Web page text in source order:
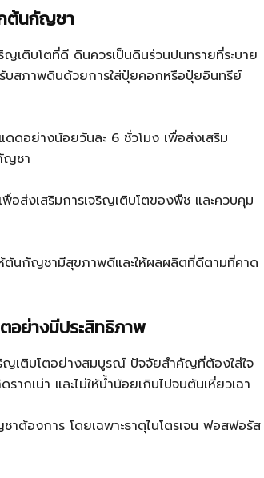
ต้นกัญชา
เติบโตที่ดี ดินควรเป็นดินร่วนปนทรายที่ระบาย
บสภาพดินด้วยการใส่ปุ๋ยคอกหรือปุ๋ยอินทรีย์
ดอย่างน้อยวันละ 6 ชั่วโมง เพื่อส่งเสริม
ญชา
อส่งเสริมการเจริญเติบโตของพืช และควบคุม
ต้นกัญชามีสุขภาพดีและให้ผลผลิตที่ดีตามที่คาด
อย่างมีประสิทธิภาพ
ญเติบโตอย่างสมบูรณ์ ปัจจัยสำคัญที่ต้องใส่ใจ
ากเน่า และไม่ให้น้ำน้อยเกินไปจนต้นเหี่ยวเฉา
าต้องการ โดยเฉพาะธาตุไนโตรเจน ฟอสฟอรัส